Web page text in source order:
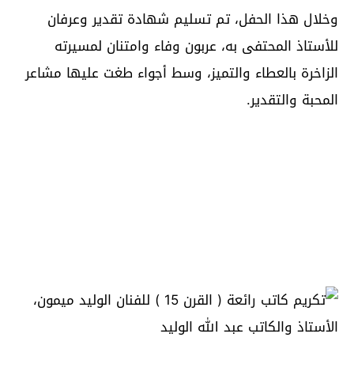
وخلال هذا الحفل، تم تسليم شهادة تقدير وعرفان
للأستاذ المحتفى به، عربون وفاء وامتنان لمسيرته
الزاخرة بالعطاء والتميز، وسط أجواء طغت عليها مشاعر
المحبة والتقدير.